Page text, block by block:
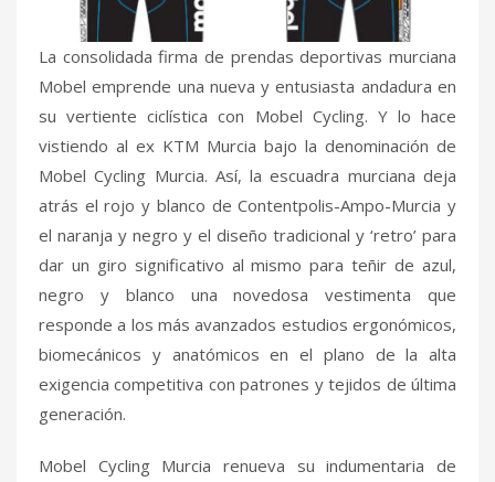
La consolidada firma de prendas deportivas murciana
Mobel emprende una nueva y entusiasta andadura en
su vertiente ciclística con Mobel Cycling. Y lo hace
vistiendo al ex KTM Murcia bajo la denominación de
Mobel Cycling Murcia. Así, la escuadra murciana deja
atrás el rojo y blanco de Contentpolis-Ampo-Murcia y
el naranja y negro y el diseño tradicional y ‘retro’ para
dar un giro significativo al mismo para teñir de azul,
negro y blanco una novedosa vestimenta que
responde a los más avanzados estudios ergonómicos,
biomecánicos y anatómicos en el plano de la alta
exigencia competitiva con patrones y tejidos de última
generación.
Mobel Cycling Murcia renueva su indumentaria de